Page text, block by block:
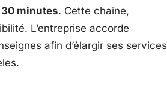
30 minutes. Cette chaîne,
L’entreprise accorde
afin d’élargir ses services